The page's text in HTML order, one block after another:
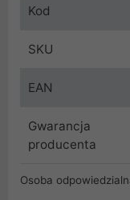
Kod
SKU
EAN
Gwarancja
producenta
Osoba